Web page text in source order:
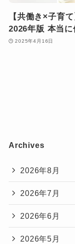
【共働き×子育
2026年版 本当
2025年4月16日
Archives
2026年8月
2026年7月
2026年6月
2026年5月